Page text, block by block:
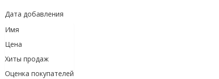
Дата добавления
Имя
Цена
Хиты продаж
Оценка покупателей